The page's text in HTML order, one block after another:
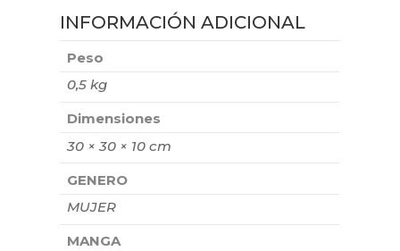
INFORMACIÓN ADICIONAL
Peso
0,5 kg
Dimensiones
30 × 30 × 10 cm
GENERO
MUJER
MANGA